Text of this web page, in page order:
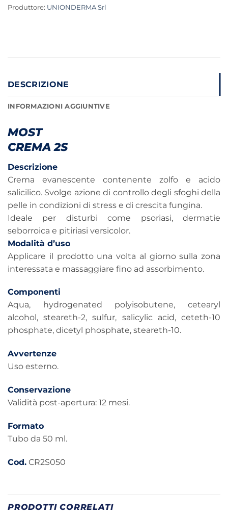
Produttore: UNIONDERMA Srl
DESCRIZIONE
INFORMAZIONI AGGIUNTIVE
MOST
CREMA 2S
Descrizione
Crema evanescente contenente zolfo e acido
salicilico. Svolge azione di controllo degli sfoghi della
pelle in condizioni di stress e di crescita fungina.
Ideale per disturbi come psoriasi, dermatie
seborroica e pitiriasi versicolor.
Modalità d’uso
Applicare il prodotto una volta al giorno sulla zona
interessata e massaggiare fino ad assorbimento.
Componenti
Aqua, hydrogenated polyisobutene, cetearyl
alcohol, steareth-2, sulfur, salicylic acid, ceteth-10
phosphate, dicetyl phosphate, steareth-10.
Avvertenze
Uso esterno.
Conservazione
Validità post-apertura: 12 mesi.
Formato
Tubo da 50 ml.
Cod. CR2S050
PRODOTTI CORRELATI